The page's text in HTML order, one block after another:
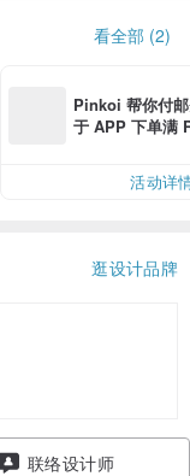
看全部 (2)
Pinkoi 帮你付
于 APP 下单满
活动详
逛设计品牌
联络设计师